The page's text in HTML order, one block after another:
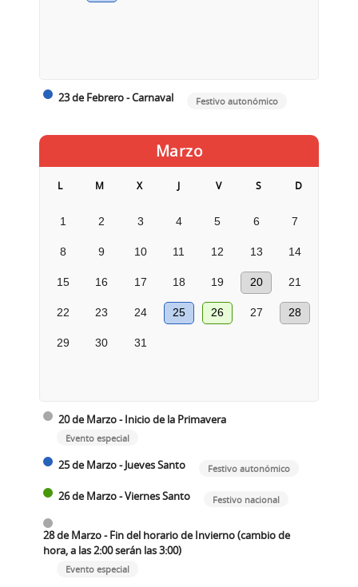
23 de Febrero - Carnaval Festivo autonómico
Marzo
L M X J V S D
1 2 3 4 5 6 7
8 9 10 11 12 13 14
15 16 17 18 19 20 21
22 23 24 25 26 27 28
29 30 31
20 de Marzo - Inicio de la Primavera
Evento especial
25 de Marzo - Jueves Santo Festivo autonómico
26 de Marzo - Viernes Santo Festivo nacional
28 de Marzo - Fin del horario de Invierno (cambio de
hora, a las 2:00 serán las 3:00)
Evento especial